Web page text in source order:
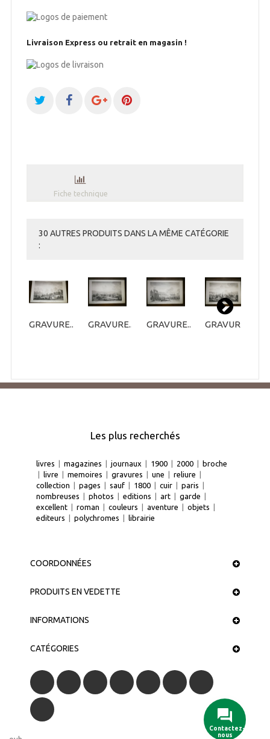
Livraison Express ou retrait en magasin !
Fiche technique
30 AUTRES PRODUITS DANS LA MÊME CATÉGORIE
:
GRAVURE... GRAVURE... GRAVURE... GRAVURE...
Les plus recherchés
livres | magazines | journaux | 1900 | 2000 | broche
| livre | memoires | gravures | une | reliure |
collection | pages | sauf | 1800 | cuir | paris |
nombreuses | photos | editions | art | garde |
excellent | roman | couleurs | aventure | objets |
editeurs | polychromes | librairie
COORDONNÉES
PRODUITS EN VEDETTE
INFORMATIONS
CATÉGORIES
Contactez-
nous